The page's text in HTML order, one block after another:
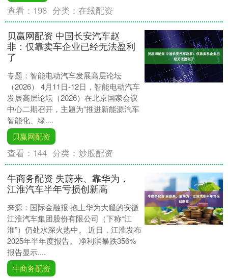
查看： 196 分类：在线配资
贝赢网配资 中国长安汽车赵
非：仅靠卖车企业已经无法盈利
了
专题：智能电动汽车发展高层论坛
（2026） 4月11日-12日，智能电动汽车
发展高层论坛（2026）在北京国家会议
中心二期召开，主题为“推进新能源汽车
智能化、绿....
贝赢网配资
查看： 144 分类：炒股配资
牛商务配资 失蔚来、靠华为，
江淮汽车半年亏损创新高
来源：国际金融报 抱上华为大腿的安徽
江淮汽车集团股份有限公司（下称“江
淮”）仍处水深火热中。 近日，江淮发布
2025年半年度报告。 净利润暴跌356%
报告显示....
牛商务配资